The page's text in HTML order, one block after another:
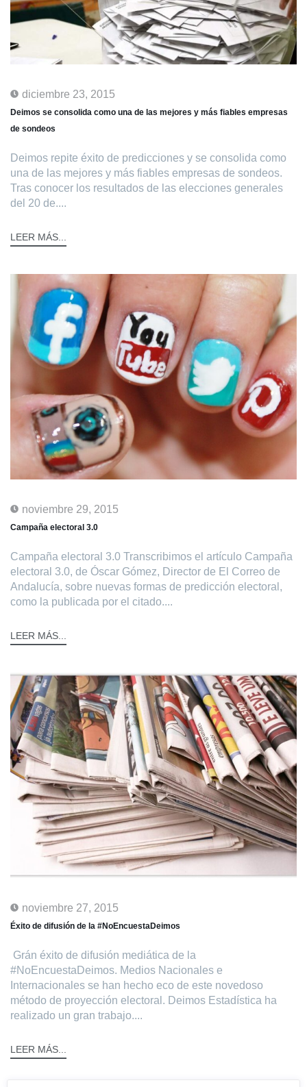
diciembre 23, 2015
Deimos se consolida como una de las mejores y más fiables empresas
de sondeos
Deimos repite éxito de predicciones y se consolida como
una de las mejores y más fiables empresas de sondeos.
Tras conocer los resultados de las elecciones generales
del 20 de....
LEER MÁS...
noviembre 29, 2015
Campaña electoral 3.0
Campaña electoral 3.0 Transcribimos el artículo Campaña
electoral 3.0, de Óscar Gómez, Director de El Correo de
Andalucía, sobre nuevas formas de predicción electoral,
como la publicada por el citado....
LEER MÁS...
noviembre 27, 2015
Éxito de difusión de la #NoEncuestaDeimos
Grán éxito de difusión mediática de la
#NoEncuestaDeimos. Medios Nacionales e
Internacionales se han hecho eco de este novedoso
método de proyección electoral. Deimos Estadística ha
realizado un gran trabajo....
LEER MÁS...